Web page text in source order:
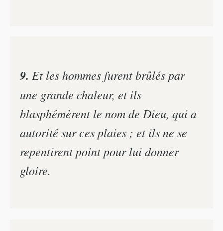
9. Et les hommes furent brûlés par
une grande chaleur, et ils
blasphémèrent le nom de Dieu, qui a
autorité sur ces plaies ; et ils ne se
repentirent point pour lui donner
gloire.